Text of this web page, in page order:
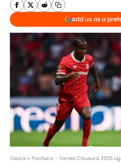
Add us as a
Toluca v Pachuca - Torneo Clausura 2025